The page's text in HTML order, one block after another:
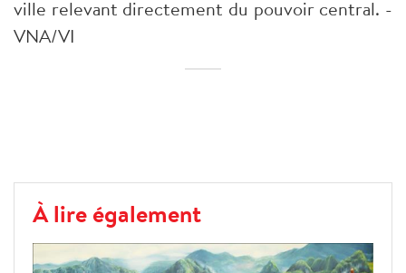
ville relevant directement du pouvoir central. -
VNA/VI
À lire également